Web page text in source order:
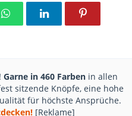
Garne in 460 Farben in allen
sitzende Knöpfe, eine hohe
für höchste Ansprüche.
[Reklame]